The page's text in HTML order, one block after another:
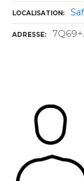
LOCALISATION
ADRESSE